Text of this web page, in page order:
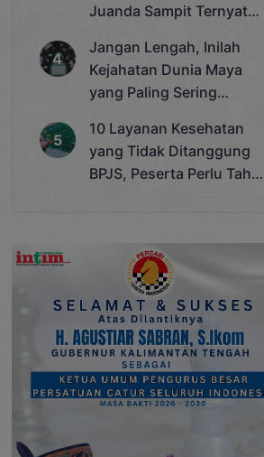
Juanda Sampit Ternyata
Jangan Lengah, Inilah
Kejahatan Dunia Maya
yang Paling Sering
10 Layanan Kesehatan
yang Tidak Ditanggung
BPJS, Peserta Perlu Tahu